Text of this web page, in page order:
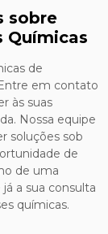
sobre
Químicas
de
em contato
às suas
Nossa equipe
soluções sob
de
de uma
a sua consulta
químicas.